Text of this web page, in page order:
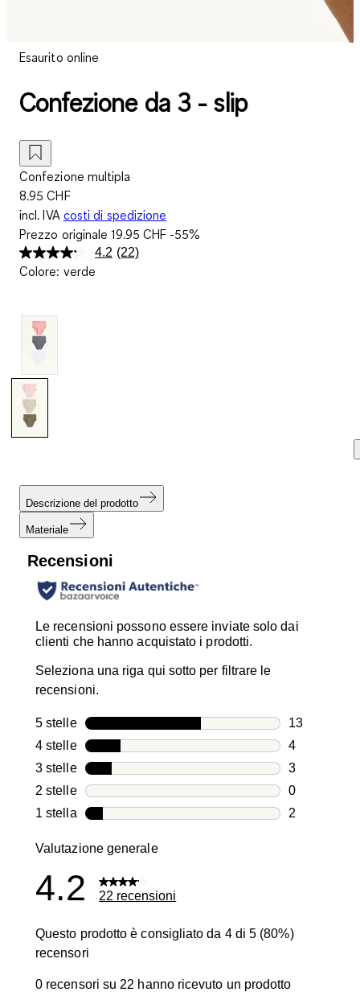
Esaurito online
Confezione da 3 - slip
Confezione multipla
8.95 CHF
incl. IVA costi di spedizione
Prezzo originale19.95 CHF -55%
4.2 Leggi
(22)
Colore: verde
Descrizione del prodotto
Materiale
Recensioni
Le recensioni possono essere inviate solo dai
clienti che hanno acquistato i prodotti.
Seleziona una riga qui sotto per filtrare le
recensioni.
5 stellestelle
13
13
4 stellestelle
4
4
3 stellestelle
3
3
2 stellestelle
0
0
1 stellastelle
2
Valutazione generale
4.2 22 recensioni
Questo prodotto è consigliato da 4 di 5 (80%)
recensori
0 recensori su 22 hanno ricevuto un prodotto